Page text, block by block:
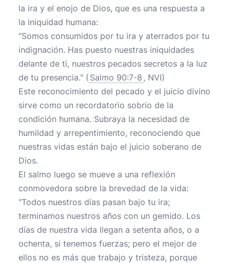
la ira y el enojo de Dios, que es una respuesta a
la iniquidad humana:
"Somos consumidos por tu ira y aterrados por tu
indignación. Has puesto nuestras iniquidades
delante de ti, nuestros pecados secretos a la luz
de tu presencia." ( Salmo 90:7-8 , NVI)
Este reconocimiento del pecado y el juicio divino
sirve como un recordatorio sobrio de la
condición humana. Subraya la necesidad de
humildad y arrepentimiento, reconociendo que
nuestras vidas están bajo el juicio soberano de
Dios.
El salmo luego se mueve a una reflexión
conmovedora sobre la brevedad de la vida:
"Todos nuestros días pasan bajo tu ira;
terminamos nuestros años con un gemido. Los
días de nuestra vida llegan a setenta años, o a
ochenta, si tenemos fuerzas; pero el mejor de
ellos no es más que trabajo y tristeza, porque